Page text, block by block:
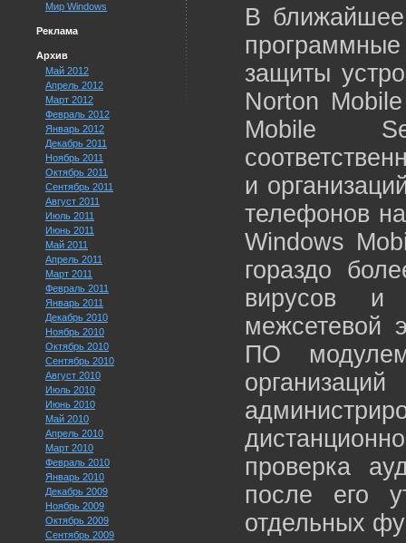
Мир Windows
Реклама
Архив
Май 2012
Апрель 2012
Март 2012
Февраль 2012
Январь 2012
Декабрь 2011
Ноябрь 2011
Октябрь 2011
Сентябрь 2011
Август 2011
Июль 2011
Июнь 2011
Май 2011
Апрель 2011
Март 2011
Февраль 2011
Январь 2011
Декабрь 2010
Ноябрь 2010
Октябрь 2010
Сентябрь 2010
Август 2010
Июль 2010
Июнь 2010
Май 2010
Апрель 2010
Март 2010
Февраль 2010
Январь 2010
Декабрь 2009
Ноябрь 2009
Октябрь 2009
Сентябрь 2009
В
защиты
Norton
Mobile
и
телефонов
Windows
гораздо
вирусов
межсетевой
ПО
проверка
после его
отдельных